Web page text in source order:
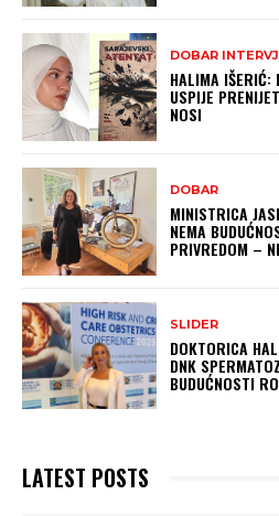
DOBAR
HALIMA IŠERIĆ:
USPIJE
NOSI
DOBAR
MINISTRICA
NEMA
PRIVREDOM –
SLIDER
DOKTORICA
DNK
BUDUĆNOSTI
LATEST POSTS